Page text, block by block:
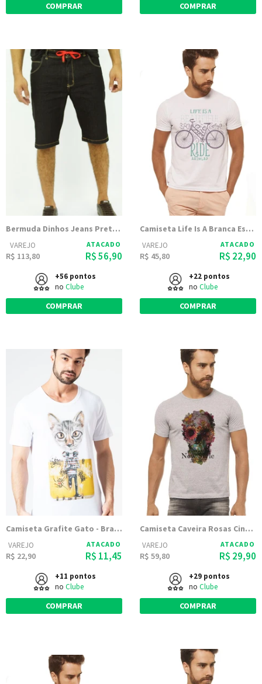
COMPRAR COMPRAR
Bermuda Dinhos Jeans Preta Cordão Masculina
VAREJO
R$ 113,80
ATACADO
R$ 56,90
+56 pontos
no Clube
COMPRAR
Camiseta Life Is A Branca Estampada
VAREJO
R$ 45,80
ATACADO
R$ 22,90
+22 pontos
no Clube
COMPRAR
Camiseta Grafite Gato - Branca
VAREJO
R$ 22,90
ATACADO
R$ 11,45
+11 pontos
no Clube
COMPRAR
Camiseta Caveira Rosas Cinza Mescla Estampada
VAREJO
R$ 59,80
ATACADO
R$ 29,90
+29 pontos
no Clube
COMPRAR